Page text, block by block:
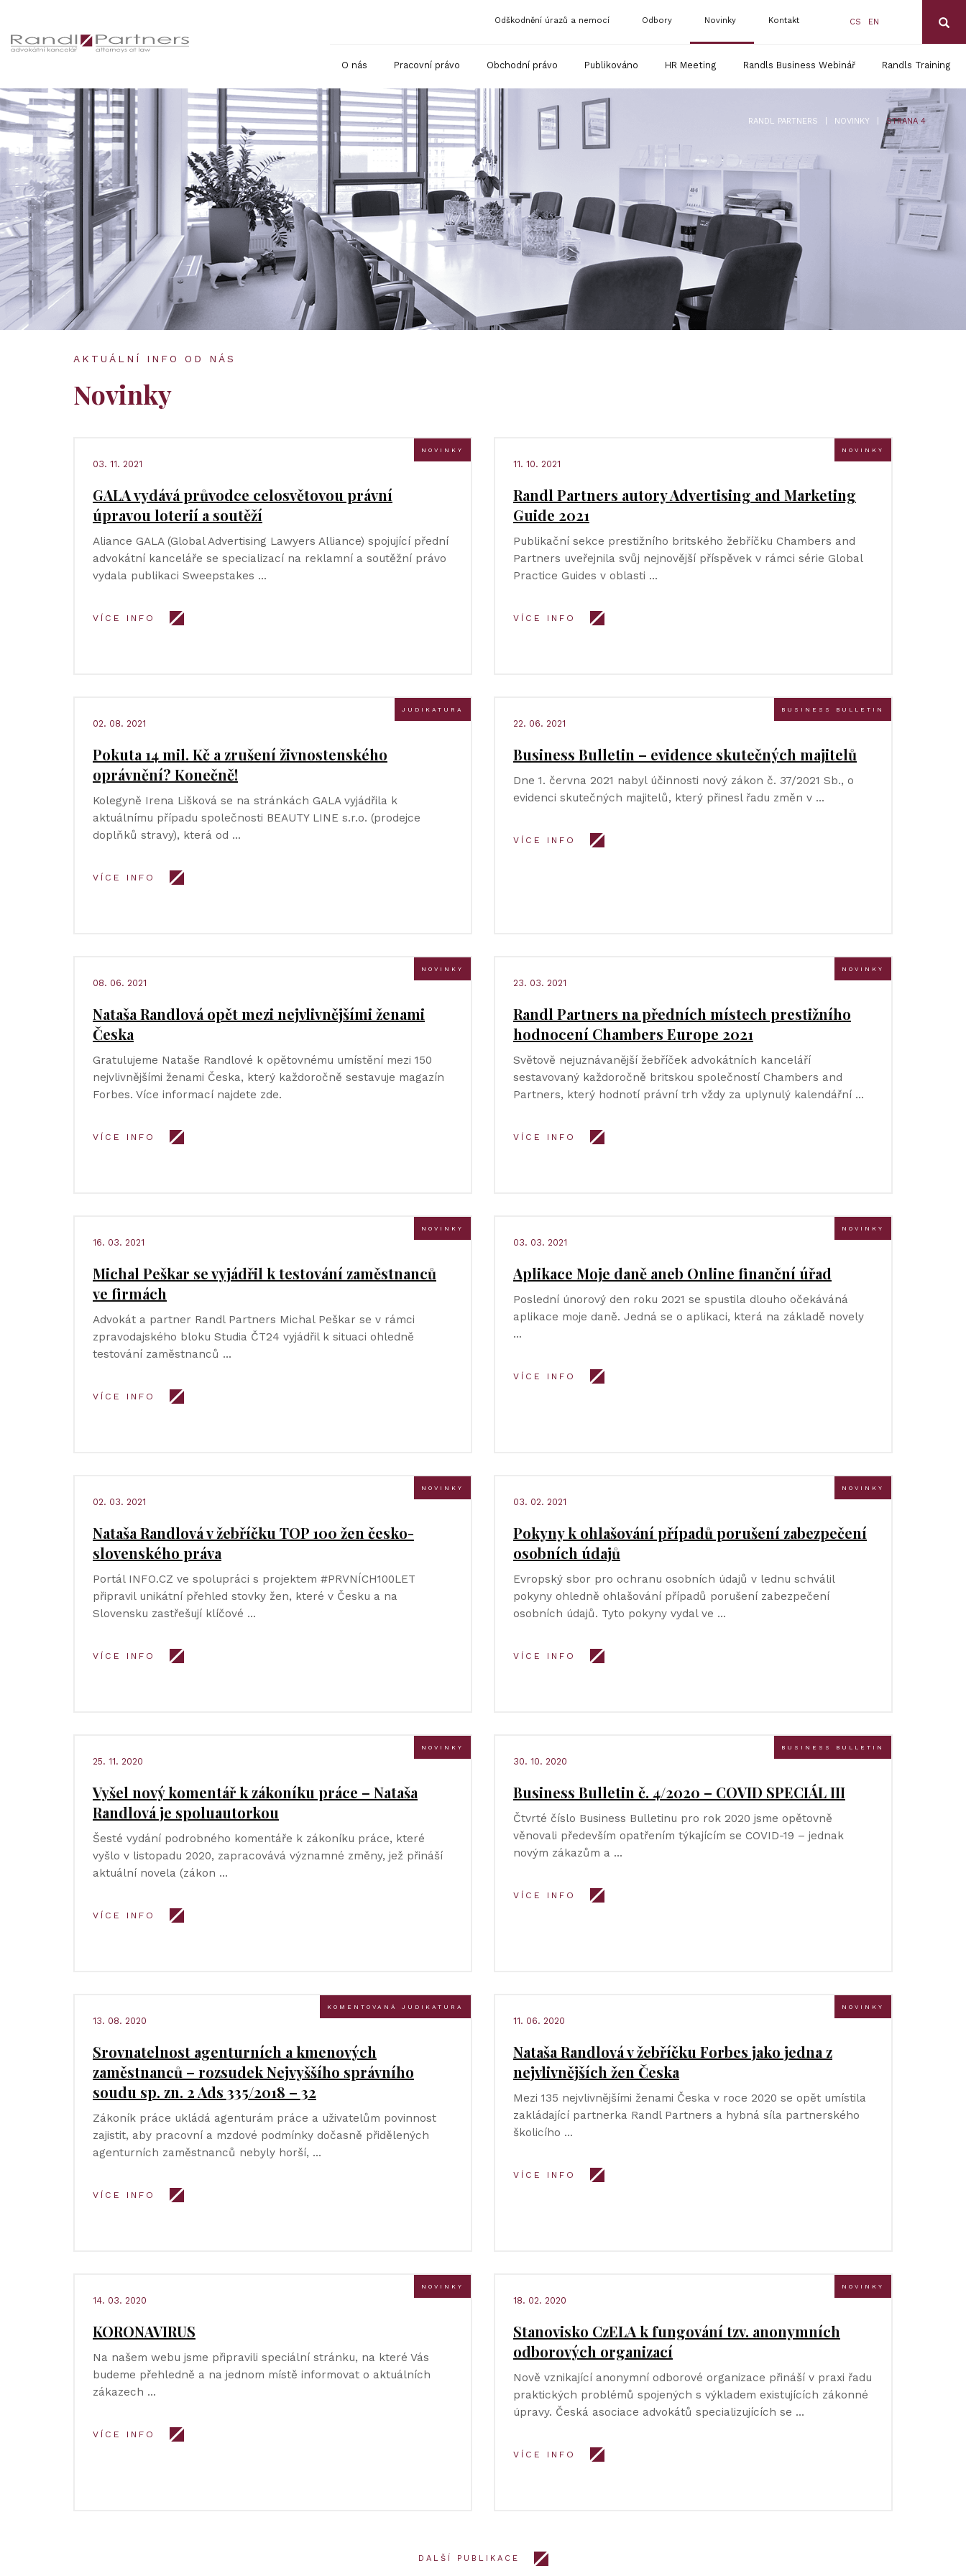
CS EN
Odškodnění úrazů a nemocí Odbory Novinky Kontakt
O nás Pracovní právo Obchodní právo Publikováno HR Meeting Randls Business Webinář Randls Training
RANDL PARTNERS NOVINKY STRANA 4
AKTUÁLNÍ INFO OD NÁS
Novinky
NOVINKY
03. 11. 2021
GALA vydává průvodce celosvětovou právní
úpravou loterií a soutěží
Aliance GALA (Global Advertising Lawyers Alliance) spojující přední
advokátní kanceláře se specializací na reklamní a soutěžní právo
vydala publikaci Sweepstakes …
VÍCE INFO
NOVINKY
11. 10. 2021
Randl Partners autory Advertising and Marketing
Guide 2021
Publikační sekce prestižního britského žebříčku Chambers and
Partners uveřejnila svůj nejnovější příspěvek v rámci série Global
Practice Guides v oblasti …
VÍCE INFO
JUDIKATURA
02. 08. 2021
Pokuta 14 mil. Kč a zrušení živnostenského
oprávnění? Konečně!
Kolegyně Irena Lišková se na stránkách GALA vyjádřila k
aktuálnímu případu společnosti BEAUTY LINE s.r.o. (prodejce
doplňků stravy), která od …
VÍCE INFO
BUSINESS BULLETIN
22. 06. 2021
Business Bulletin – evidence skutečných majitelů
Dne 1. června 2021 nabyl účinnosti nový zákon č. 37/2021 Sb., o
evidenci skutečných majitelů, který přinesl řadu změn v …
VÍCE INFO
NOVINKY
08. 06. 2021
Nataša Randlová opět mezi nejvlivnějšími ženami
Česka
Gratulujeme Nataše Randlové k opětovnému umístění mezi 150
nejvlivnějšími ženami Česka, který každoročně sestavuje magazín
Forbes. Více informací najdete zde.
VÍCE INFO
NOVINKY
23. 03. 2021
Randl Partners na předních místech prestižního
hodnocení Chambers Europe 2021
Světově nejuznávanější žebříček advokátních kanceláří
sestavovaný každoročně britskou společností Chambers and
Partners, který hodnotí právní trh vždy za uplynulý kalendářní …
VÍCE INFO
NOVINKY
16. 03. 2021
Michal Peškar se vyjádřil k testování zaměstnanců
ve firmách
Advokát a partner Randl Partners Michal Peškar se v rámci
zpravodajského bloku Studia ČT24 vyjádřil k situaci ohledně
testování zaměstnanců …
VÍCE INFO
NOVINKY
03. 03. 2021
Aplikace Moje daně aneb Online finanční úřad
Poslední únorový den roku 2021 se spustila dlouho očekáváná
aplikace moje daně. Jedná se o aplikaci, která na základě novely
…
VÍCE INFO
NOVINKY
02. 03. 2021
Nataša Randlová v žebříčku TOP 100 žen česko-
slovenského práva
Portál INFO.CZ ve spolupráci s projektem #PRVNÍCH100LET
připravil unikátní přehled stovky žen, které v Česku a na
Slovensku zastřešují klíčové …
VÍCE INFO
NOVINKY
03. 02. 2021
Pokyny k ohlašování případů porušení zabezpečení
osobních údajů
Evropský sbor pro ochranu osobních údajů v lednu schválil
pokyny ohledně ohlašování případů porušení zabezpečení
osobních údajů. Tyto pokyny vydal ve …
VÍCE INFO
NOVINKY
25. 11. 2020
Vyšel nový komentář k zákoníku práce – Nataša
Randlová je spoluautorkou
Šesté vydání podrobného komentáře k zákoníku práce, které
vyšlo v listopadu 2020, zapracovává významné změny, jež přináší
aktuální novela (zákon …
VÍCE INFO
BUSINESS BULLETIN
30. 10. 2020
Business Bulletin č. 4/2020 – COVID SPECIÁL III
Čtvrté číslo Business Bulletinu pro rok 2020 jsme opětovně
věnovali především opatřením týkajícím se COVID-19 – jednak
novým zákazům a …
VÍCE INFO
KOMENTOVANÁ JUDIKATURA
13. 08. 2020
Srovnatelnost agenturních a kmenových
zaměstnanců – rozsudek Nejvyššího správního
soudu sp. zn. 2 Ads 335/2018 – 32
Zákoník práce ukládá agenturám práce a uživatelům povinnost
zajistit, aby pracovní a mzdové podmínky dočasně přidělených
agenturních zaměstnanců nebyly horší, …
VÍCE INFO
NOVINKY
11. 06. 2020
Nataša Randlová v žebříčku Forbes jako jedna z
nejvlivnějších žen Česka
Mezi 135 nejvlivnějšími ženami Česka v roce 2020 se opět umístila
zakládající partnerka Randl Partners a hybná síla partnerského
školicího …
VÍCE INFO
NOVINKY
14. 03. 2020
KORONAVIRUS
Na našem webu jsme připravili speciální stránku, na které Vás
budeme přehledně a na jednom místě informovat o aktuálních
zákazech …
VÍCE INFO
NOVINKY
18. 02. 2020
Stanovisko CzELA k fungování tzv. anonymních
odborových organizací
Nově vznikající anonymní odborové organizace přináší v praxi řadu
praktických problémů spojených s výkladem existujících zákonné
úpravy. Česká asociace advokátů specializujících se …
VÍCE INFO
DALŠÍ PUBLIKACE